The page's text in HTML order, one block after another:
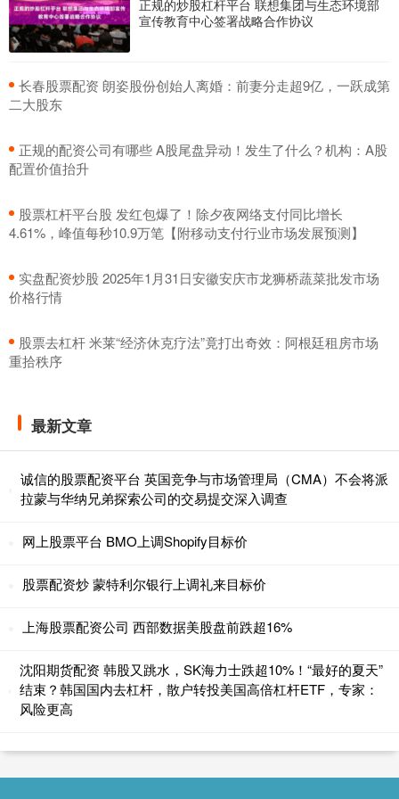
正规的炒股杠杆平台 联想集团与生态环境部
宣传教育中心签署战略合作协议
​长春股票配资 朗姿股份创始人离婚：前妻分走超9亿，一跃成第
二大股东
​正规的配资公司有哪些 A股尾盘异动！发生了什么？机构：A股
配置价值抬升
​股票杠杆平台股 发红包爆了！除夕夜网络支付同比增长
4.61%，峰值每秒10.9万笔【附移动支付行业市场发展预测】
​实盘配资炒股 2025年1月31日安徽安庆市龙狮桥蔬菜批发市场
价格行情
​股票去杠杆 米莱“经济休克疗法”竟打出奇效：阿根廷租房市场
重拾秩序
最新文章
诚信的股票配资平台 英国竞争与市场管理局（CMA）不会将派
拉蒙与华纳兄弟探索公司的交易提交深入调查
网上股票平台 BMO上调Shopify目标价
股票配资炒 蒙特利尔银行上调礼来目标价
上海股票配资公司 西部数据美股盘前跌超16%
沈阳期货配资 韩股又跳水，SK海力士跌超10%！“最好的夏天”
结束？韩国国内去杠杆，散户转投美国高倍杠杆ETF，专家：
风险更高